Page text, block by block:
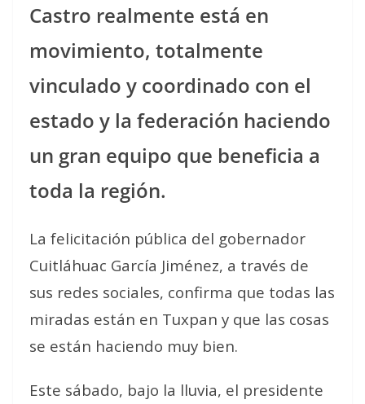
Castro realmente está en
movimiento, totalmente
vinculado y coordinado con el
estado y la federación haciendo
un gran equipo que beneficia a
toda la región.
La felicitación pública del gobernador
Cuitláhuac García Jiménez, a través de
sus redes sociales, confirma que todas las
miradas están en Tuxpan y que las cosas
se están haciendo muy bien.
Este sábado, bajo la lluvia, el presidente